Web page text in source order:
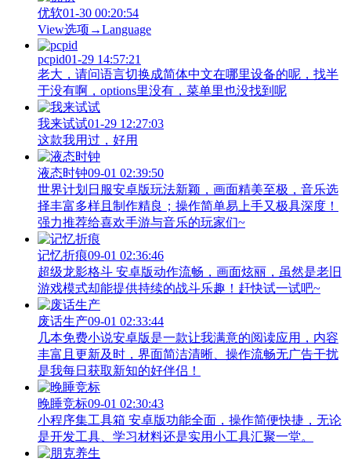
优软01-30 00:20:54
View‌选项→Language
pcpid01-29 14:57:21
老大，请问语言切换成简体中文在哪里设备的呢，找半
于没有啊，options里没有，菜单里也没找到呢
我来试试01-29 12:27:03
这款我用过，好用
液态时钟09-01 02:39:50
世界计划日服安卓版玩法新颖，画面精美至极，音乐选
择丰富多样且制作精良；操作简单易上手又极具深度！
强力推荐给喜欢手游与音乐的玩家们~
记忆折痕09-01 02:36:46
超级龙影格斗 安卓版动作流畅，画面炫丽，虽然是老旧
游戏模式却能提供持续的战斗乐趣！赶快试一试吧~
废话生产09-01 02:33:44
几本免费小说安卓版是一款让我满意的阅读应用，内容
丰富且更新及时，界面简洁清晰、操作流畅无广告干扰
是我每日获取新知的好伴侣！
晚睡竞标09-01 02:30:43
小程序集工具箱 安卓版功能全面，操作简便快捷，无论
是开发工具、学习材料还是实用小工具汇聚一堂。